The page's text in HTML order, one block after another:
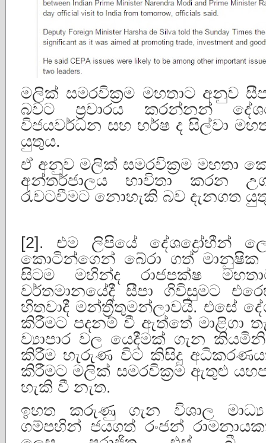
මලික් සමරවික්‍රම මහතාට අනුව
බවට ප්‍රචාරය කරන්නන්
විජයවර්ධන සහ හර්ෂ ද සිල්වා
යුතුය.
ඒ අනුව මලික් සමරවික්‍රම මහතා
අන්තර්ජාලය භාවිතා කරන
රැවටවීමට නොහැකි බව දැනගත
[2]. එම ලිපියේ දේශද්‍රෝහීන්
කොටින්ගෙන් බේරා ගත් මානුෂික
සිටම මහින්ද රාජපක්ෂ
වර්තමානයේදී සීපා ගිවිසුමට
හිතවාදී මන්ත්‍රීතුමන්ලාවයි. එසේ
කිරීමට පදනම් වී ඇත්තේ මාළිගා
ව්‍යාපාර වල යෙදීමක් ගැන
කිරීම හැරුණ විට කිසිදු
කිරීමට මලික් සමරවික්‍රම ඇතුළු
හැකි වී නැත.
ඉහත කරුණු ගැන විශාල මාධ්‍ය
ගම්පහින් ජයගත් රංජන්